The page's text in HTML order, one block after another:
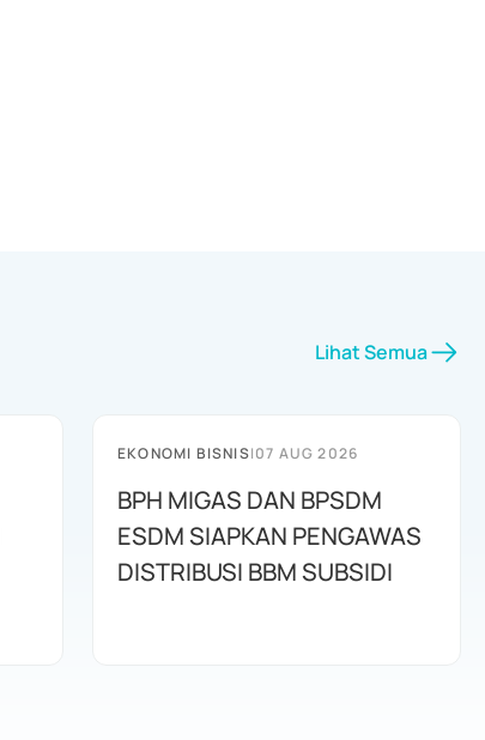
Lihat Semua
EKONOMI BISNIS|07 AUG 2026
BPH MIGAS DAN BPSDM
ESDM SIAPKAN PENGAWAS
DISTRIBUSI BBM SUBSIDI